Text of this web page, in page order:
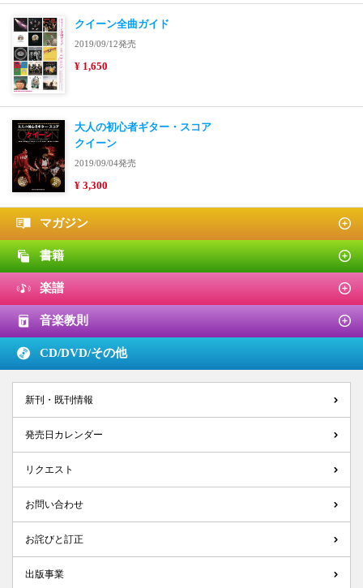
クイーン全曲ガイド
2019/09/12発売
¥ 1,650
大人の初心者ギター・スコア
クイーン
2019/09/04発売
¥ 3,300
マガジン
書籍
楽譜
音楽教則
CD/DVD/その他
新刊・既刊情報
発売日カレンダー
リクエスト
お問い合わせ
お詫びと訂正
出版事業